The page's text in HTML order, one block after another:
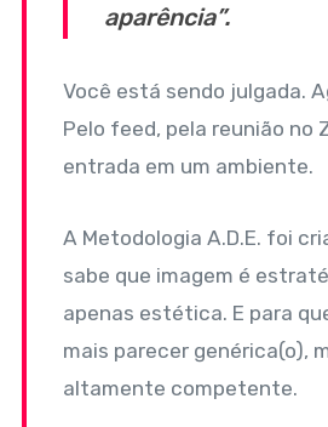
aparência”.
Você está sendo julgada.
Pelo feed, pela reunião no
entrada em um ambiente.
A Metodologia A.D.E. foi
sabe que imagem é
apenas estética. E para
mais parecer genérica(o),
altamente competente.